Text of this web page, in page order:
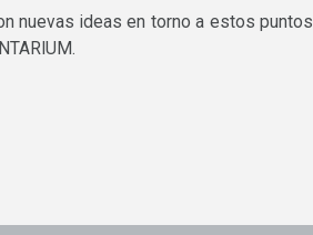
nuevas ideas en torno a estos puntos